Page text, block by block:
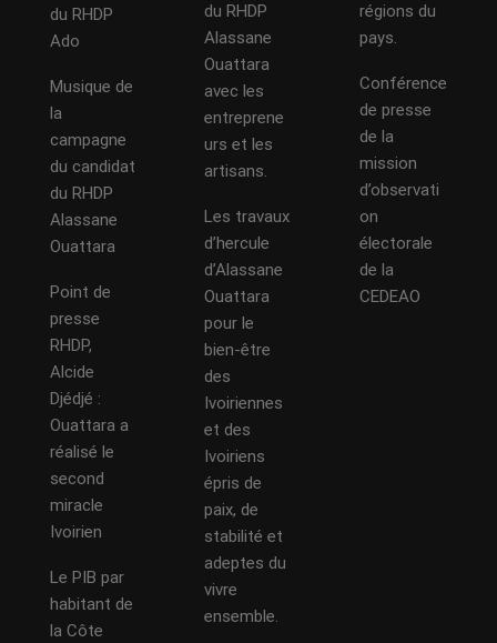
du RHDP
Ado
Musique de
la
campagne
du candidat
du RHDP
Alassane
Ouattara
Point de
presse
RHDP,
Alcide
Djédjé :
Ouattara a
réalisé le
second
miracle
Ivoirien
Le PIB par
habitant de
la Côte
du RHDP
Alassane
Ouattara
avec les
entreprene
urs et les
artisans.
Les travaux
d’hercule
d’Alassane
Ouattara
pour le
bien-être
des
Ivoiriennes
et des
Ivoiriens
épris de
paix, de
stabilité et
adeptes du
vivre
ensemble.
régions du
pays.
Conférence
de presse
de la
mission
d’observati
on
électorale
de la
CEDEAO